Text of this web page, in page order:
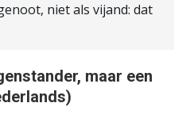
niet als vijand: dat
maar een